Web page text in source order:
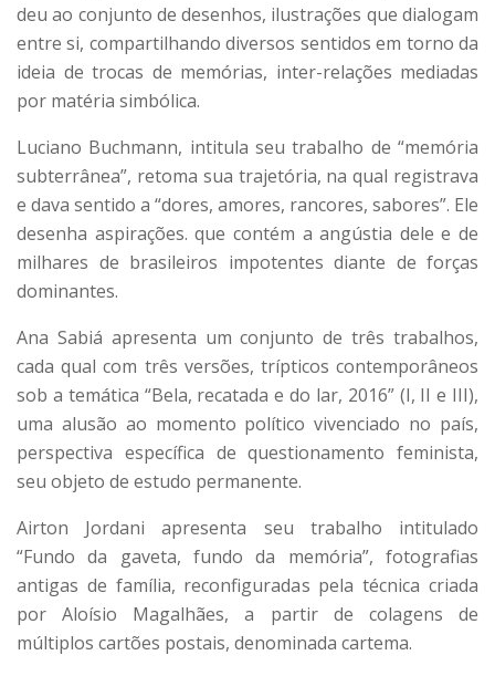
deu ao conjunto de desenhos, ilustrações que dialogam
entre si, compartilhando diversos sentidos em torno da
ideia de trocas de memórias, inter-relações mediadas
por matéria simbólica.
Luciano Buchmann, intitula seu trabalho de “memória
subterrânea”, retoma sua trajetória, na qual registrava
e dava sentido a “dores, amores, rancores, sabores”. Ele
desenha aspirações. que contém a angústia dele e de
milhares de brasileiros impotentes diante de forças
dominantes.
Ana Sabiá apresenta um conjunto de três trabalhos,
cada qual com três versões, trípticos contemporâneos
sob a temática “Bela, recatada e do lar, 2016” (I, II e III),
uma alusão ao momento político vivenciado no país,
perspectiva específica de questionamento feminista,
seu objeto de estudo permanente.
Airton Jordani apresenta seu trabalho intitulado
“Fundo da gaveta, fundo da memória”, fotografias
antigas de família, reconfiguradas pela técnica criada
por Aloísio Magalhães, a partir de colagens de
múltiplos cartões postais, denominada cartema.